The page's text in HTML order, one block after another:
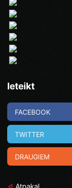
Ieteikt
FACEBOOK
TWITTER
DRAUGIEM